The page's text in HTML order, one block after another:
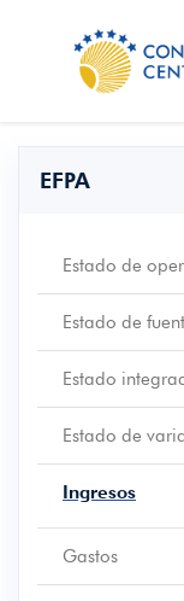
EFPA
Estado de
Estado de
Estado
Estado de
Ingresos
Gastos